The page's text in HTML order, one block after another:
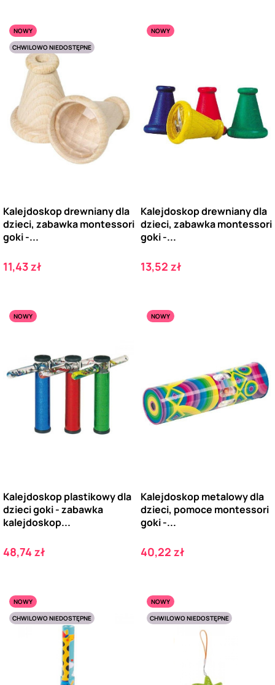
NOWY
CHWILOWO NIEDOSTĘPNE
Kalejdoskop drewniany dla
dzieci, zabawka montessori
goki -...
Cena
11,43 zł
NOWY
Kalejdoskop drewniany dla
dzieci, zabawka montessori
goki -...
Cena
13,52 zł
NOWY
Kalejdoskop plastikowy dla
dzieci goki - zabawka
kalejdoskop...
Cena
48,74 zł
NOWY
Kalejdoskop metalowy dla
dzieci, pomoce montessori
goki -...
Cena
40,22 zł
NOWY
CHWILOWO NIEDOSTĘPNE
NOWY
CHWILOWO NIEDOSTĘPNE